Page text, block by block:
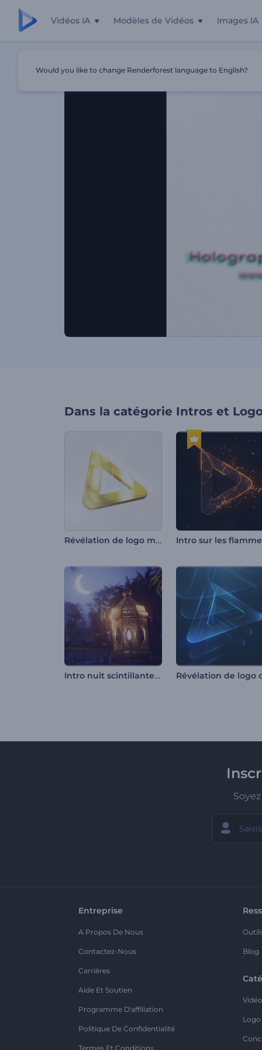
Vidéos IA Modèles de Vidéos Images IA
Dans la catégorie Intros et
Révélation de logo métallique
Intro nuit scintillante de Ramadan
Entreprise
A Propos De Nous
Contactez-Nous
Carrières
Aide Et Soutien
Programme D'affiliation
Politique De Confidentialité
Termes Et Conditions
Blog
Vidéo
Logo
Would you like to change Renderforest language to English?